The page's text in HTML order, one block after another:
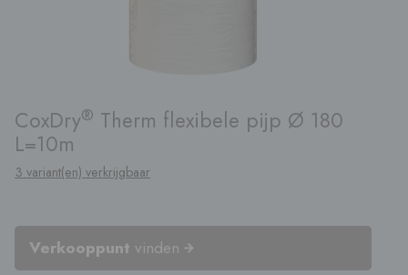
CoxDry® Therm flexibele pijp Ø 180
L=10m
3 variant(en) verkrijgbaar
Verkooppunt vinden